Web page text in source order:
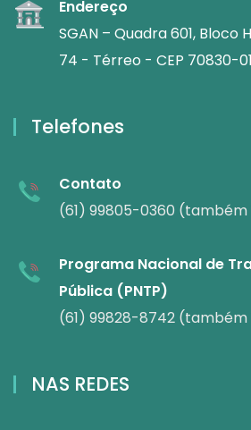
Endereço
SGAN – Quadra 601, Bloco
74 - Térreo - CEP 70830-
Telefones
Contato
(61) 99805-0360
Programa Nacional de
Pública (PNTP)
(61) 99828-8742
NAS REDES